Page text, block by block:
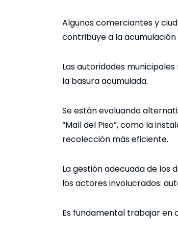
Algunos comerciantes y
contribuye a la acumulación
Las autoridades
la basura acumulada.
Se están evaluando
“Mall del Piso”, como la
recolección más eficiente.
La gestión adecuada de los
los actores involucrados:
Es fundamental trabajar en